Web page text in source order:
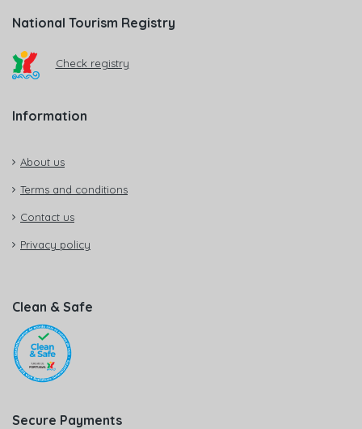
National Tourism Registry
Check registry
Information
About us
Terms and conditions
Contact us
Privacy policy
Clean & Safe
Secure Payments